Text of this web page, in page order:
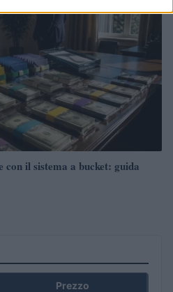
con il sistema a bucket: guida
Prezzo